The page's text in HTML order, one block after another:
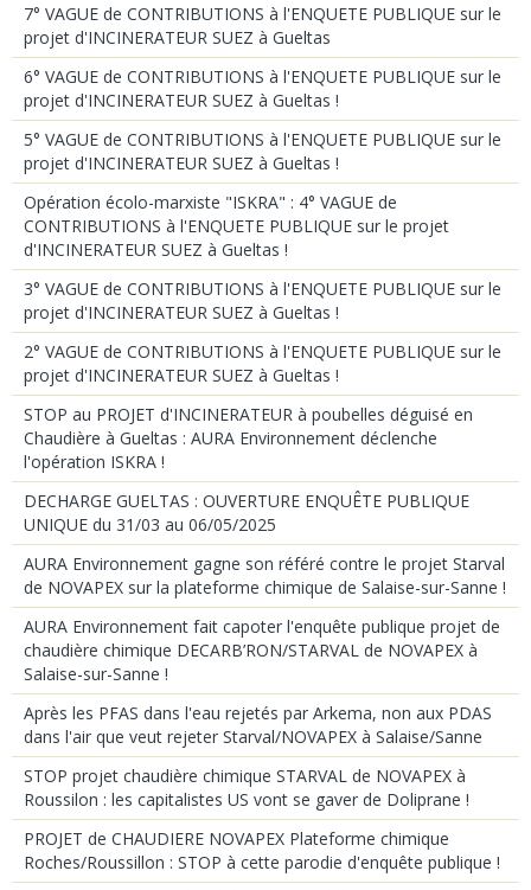
7° VAGUE de CONTRIBUTIONS à l'ENQUETE PUBLIQUE sur le
projet d'INCINERATEUR SUEZ à Gueltas
6° VAGUE de CONTRIBUTIONS à l'ENQUETE PUBLIQUE sur le
projet d'INCINERATEUR SUEZ à Gueltas !
5° VAGUE de CONTRIBUTIONS à l'ENQUETE PUBLIQUE sur le
projet d'INCINERATEUR SUEZ à Gueltas !
Opération écolo-marxiste "ISKRA" : 4° VAGUE de
CONTRIBUTIONS à l'ENQUETE PUBLIQUE sur le projet
d'INCINERATEUR SUEZ à Gueltas !
3° VAGUE de CONTRIBUTIONS à l'ENQUETE PUBLIQUE sur le
projet d'INCINERATEUR SUEZ à Gueltas !
2° VAGUE de CONTRIBUTIONS à l'ENQUETE PUBLIQUE sur le
projet d'INCINERATEUR SUEZ à Gueltas !
STOP au PROJET d'INCINERATEUR à poubelles déguisé en
Chaudière à Gueltas : AURA Environnement déclenche
l'opération ISKRA !
DECHARGE GUELTAS : OUVERTURE ENQUÊTE PUBLIQUE
UNIQUE du 31/03 au 06/05/2025
AURA Environnement gagne son référé contre le projet Starval
de NOVAPEX sur la plateforme chimique de Salaise-sur-Sanne !
AURA Environnement fait capoter l'enquête publique projet de
chaudière chimique DECARB’RON/STARVAL de NOVAPEX à
Salaise-sur-Sanne !
Après les PFAS dans l'eau rejetés par Arkema, non aux PDAS
dans l'air que veut rejeter Starval/NOVAPEX à Salaise/Sanne
STOP projet chaudière chimique STARVAL de NOVAPEX à
Roussilon : les capitalistes US vont se gaver de Doliprane !
PROJET de CHAUDIERE NOVAPEX Plateforme chimique
Roches/Roussillon : STOP à cette parodie d'enquête publique !